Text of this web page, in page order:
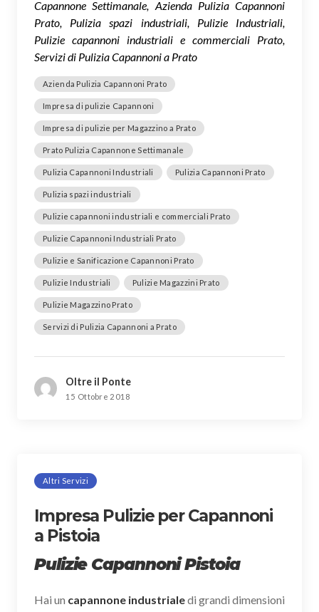
Capannone Settimanale, Azienda Pulizia Capannoni
Prato, Pulizia spazi industriali, Pulizie Industriali,
Pulizie capannoni industriali e commerciali Prato,
Servizi di Pulizia Capannoni a Prato
Azienda Pulizia Capannoni Prato
Impresa di pulizie Capannoni
Impresa di pulizie per Magazzino a Prato
Prato Pulizia Capannone Settimanale
Pulizia Capannoni Industriali Pulizia Capannoni Prato
Pulizia spazi industriali
Pulizie capannoni industriali e commerciali Prato
Pulizie Capannoni Industriali Prato
Pulizie e Sanificazione Capannoni Prato
Pulizie Industriali Pulizie Magazzini Prato
Pulizie Magazzino Prato
Servizi di Pulizia Capannoni a Prato
Oltre il Ponte
15 Ottobre 2018
Altri Servizi
Impresa Pulizie per Capannoni
a Pistoia
Pulizie Capannoni Pistoia
Hai un capannone industrialedi grandi dimensioni